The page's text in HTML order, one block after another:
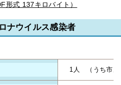
形式 137キロバイト）
ナウイルス感染者
1人 （うち市居